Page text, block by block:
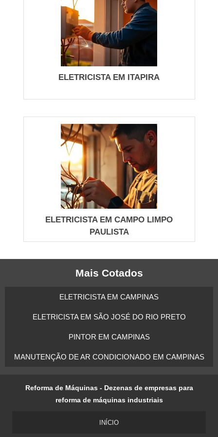
A fiacao deve seguir traçados protegidos,
condutores adequados e conexões sertizadas. Para
circuitos de cozinha e chuveiro use cabo
dimensionado e disjuntor exclusivo com corrente
nominal correta. Trabalho improvisado em conexões
aumenta risco de aquecimento; registre se há fios
expostos, cheiro de queimado ou quedas de tensão
de tensão no ponto de consumo, seção do cabo e
corrente do disjuntor. Em novas instalacao eletricas,
documente circuitos por etiqueta e planta simples
para futuras manutenções. Se houver qualquer
dúvida sobre dimensionamento ou reformas,
priorize chamada profissional: evita refação cara e
garante vida útil dos equipamentos.
Tipos de circuito: monofásico (uso residencial
leve), bifásico (aparelhos maiores) e trifásico (motores
Sintomas que exigem eletricista: disjuntor
oscilação de luz.
Medidas práticas: medir tensão no ponto, verificar
resistência de isolamento, checar continuidade do
instalado, seção do cabo calculada para potência
nominal.
Priorize inspeção inicial com medidor para evitar
ELETRICISTA EM ITAPIRA
ELETRICISTA EM CAMPO LIMPO
PAULISTA
Mais Cotados
ELETRICISTA EM CAMPINAS
ELETRICISTA EM SÃO JOSÉ DO RIO PRETO
PINTOR EM CAMPINAS
MANUTENÇÃO DE AR CONDICIONADO EM CAMPINAS
Reforma de Máquinas - Dezenas de empresas para
reforma de máquinas industriais
INÍCIO